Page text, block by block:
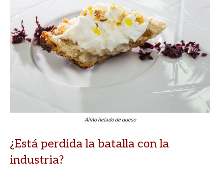
Aliño helado de queso
¿Está perdida la batalla con la
industria?